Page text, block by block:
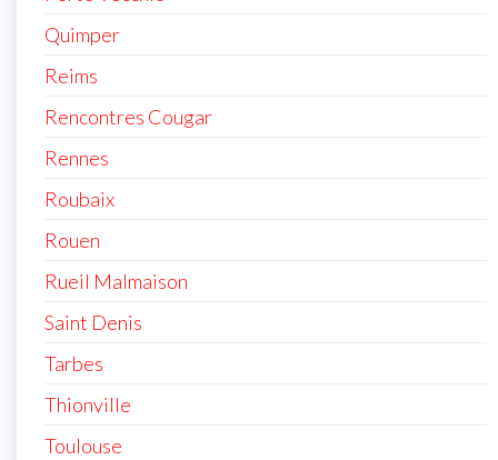
Quimper
Reims
Rencontres Cougar
Rennes
Roubaix
Rouen
Rueil Malmaison
Saint Denis
Tarbes
Thionville
Toulouse